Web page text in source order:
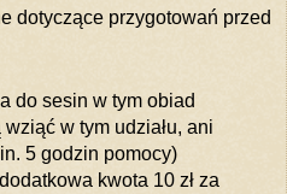
dotyczące przygotowań przed
do sesin w tym obiad
w tym udziału, ani
5 godzin pomocy)
kwota 10 zł za